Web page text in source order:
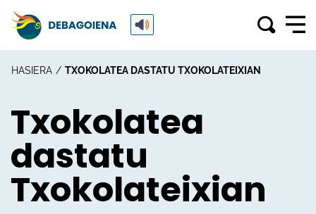
HASIERA TXOKOLATEA DASTATU TXOKOLATEIXIAN
Txokolatea
dastatu
Txokolateixian